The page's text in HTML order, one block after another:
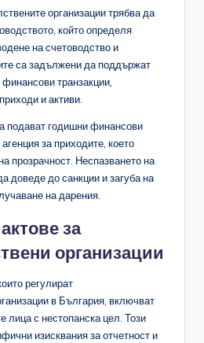
организации трябва да
който определя
на счетоводство и
са задължени да поддържат
транзакции,
и активи.
подават годишни финансови
за приходите, което
прозрачност. Неспазването на
доведе до санкции и загуба на
на дарения.
за
организации
регулират
в България, включват
лица с нестопанска цел. Този
изисквания за отчетност и